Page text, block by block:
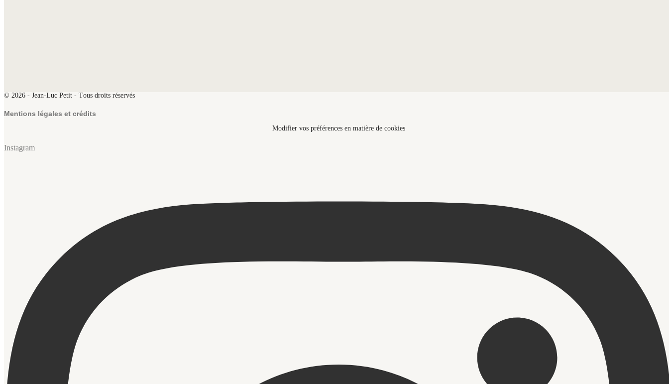
© 2026 - Jean-Luc Petit - Tous droits réservés
Mentions légales et crédits
Modifier vos préférences en matière de cookies
Instagram